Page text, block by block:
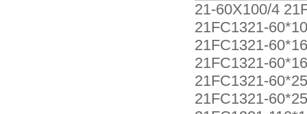
21-60X100/4
21FC1321-
21FC1321-
21FC1321-
21FC1321-
21FC1321-